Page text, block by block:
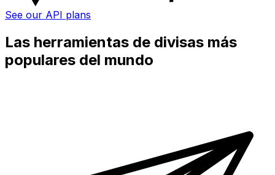
See our API plans
Las herramientas de divisas más
populares del mundo